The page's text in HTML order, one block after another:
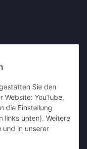
Sie den
Website: YouTube,
die Einstellung
links unten). Weitere
und in unserer